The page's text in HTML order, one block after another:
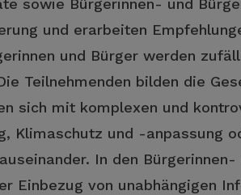
sowie Bürgerinnen- und
und erarbeiten
und Bürger werden
Teilnehmenden bilden die
sich mit komplexen und
Klimaschutz und -anpassung
In den
Einbezug von unabhängigen